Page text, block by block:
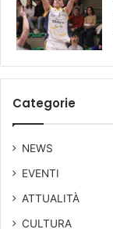
Categorie
NEWS
EVENTI
ATTUALITÀ
CULTURA